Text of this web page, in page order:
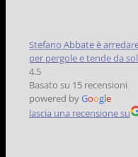
Stefano Abbate è
per pergole e tende da
4.5
Basato su 15 recensioni
powered byGoogle
lascia una recensione su